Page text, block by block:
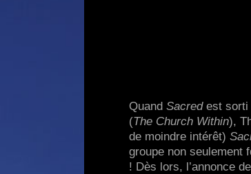
Quand Sacredest sorti
(The Church Within),
de moindre intérêt)
groupe non seulement
! Dès lors, l’annonce